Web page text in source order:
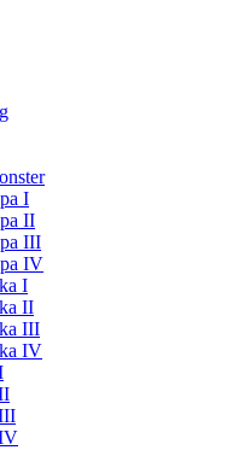
I
II
III
IV
I
II
III
IV